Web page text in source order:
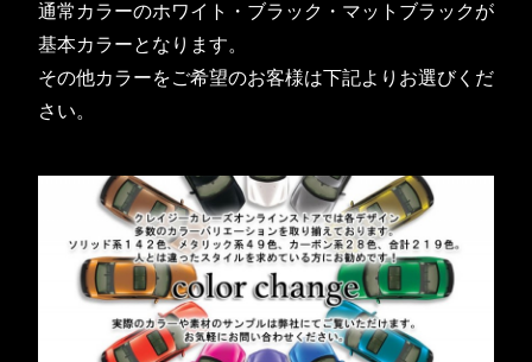
通常カラーのホワイト・ブラック・マットブラックが
基本カラーとなります。
その他カラーをご希望のお客様は下記よりお選びくだ
さい。